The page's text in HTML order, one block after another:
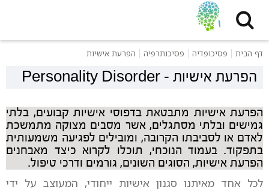
דף הבית פסיכופדיה פסיכותרפיה הפרעת אישיות
Personality Disorder - הפרעת אישיות
הפרעת אישיות מתבטאת בדפוסי אישיות קבועים, בלתי
גמישים ובלתי מסתגלים, אשר מסבים מצוקה מתמשכת
לאדם או לסביבתו הקרובה, ומובילים לפגיעה משמעותית
בתפקוד. בעמוד הנוכחי, תוכלו לקרוא כיצד מאבחנים
הפרעת אישיות, הסוגים השונים, גורמים ודרכי טיפול.
לכל אחד מאיתנו סגנון אישיות ייחודי, המעוצב על ידי